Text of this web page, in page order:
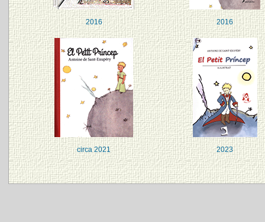
2016 2016
circa 2021 2023